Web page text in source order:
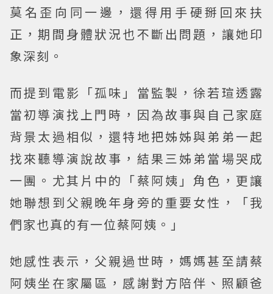
莫名歪向同一邊，還得用手硬掰回來扶
正，期間身體狀況也不斷出問題，讓她印
象深刻。
而提到電影「孤味」當監製，徐若瑄透露
當初導演找上門時，因為故事與自己家庭
背景太過相似，還特地把姊姊與弟弟一起
找來聽導演說故事，結果三姊弟當場哭成
一團。尤其片中的「蔡阿姨」角色，更讓
她聯想到父親晚年身旁的重要女性，「我
們家也真的有一位蔡阿姨。」
她感性表示，父親過世時，媽媽甚至請蔡
阿姨坐在家屬區，感謝對方陪伴、照顧爸